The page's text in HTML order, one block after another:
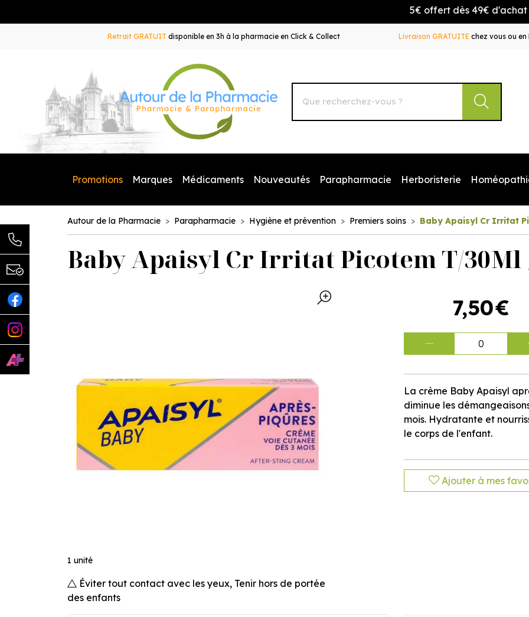
5€ offert dès 49€ d'achat avec le
Retrait GRATUIT disponible en 3h à la pharmacie en Click & Collect Livraison GRATUITE chez vous ou
Autour de la Pharmacie Votre pharmacie en ligne à
Promotions Marques Médicaments Nouveautés Parapharmacie Herboristerie
Autour de la Pharmacie Parapharmacie Hygiène et prévention Premiers soins Baby Apaisyl Cr Irritat
Baby Apaisyl Cr Irritat Picotem T/30Ml
1 unité
Éviter tout contact avec les yeux, Tenir hors de portée
des enfants
7,50€
0
La crème Baby Apaisyl
diminue les
mois. Hydratante et
le corps de l'enfant.
Ajouter à mes